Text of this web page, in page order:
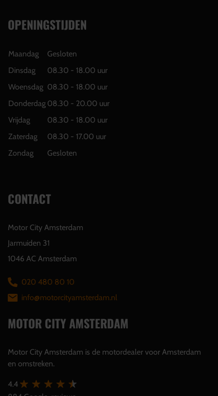
OPENINGSTIJDEN
Maandag
Gesloten
Dinsdag
08.30 - 18.00 uur
Woensdag 08.30 - 18.00 uur
Donderdag 08.30 - 20.00 uur
Vrijdag
08.30 - 18.00 uur
Zaterdag
08.30 - 17.00 uur
Zondag
Gesloten
CONTACT
Motor City Amsterdam
Jarmuiden 31
1046 AC Amsterdam
020 480 80 10
info@motorcityamsterdam.nl
MOTOR CITY AMSTERDAM
Motor City Amsterdam is de motordealer voor Amsterdam
en omstreken.
4.4